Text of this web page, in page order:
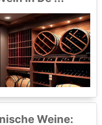
Weine: